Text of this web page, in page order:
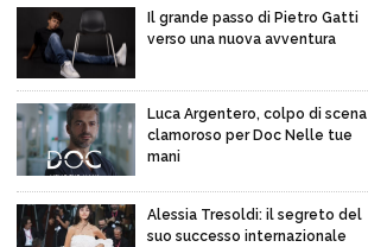
Il grande passo di Pietro Gatti
verso una nuova avventura
Luca Argentero, colpo di scena
clamoroso per Doc Nelle tue
mani
Alessia Tresoldi: il segreto del
suo successo internazionale